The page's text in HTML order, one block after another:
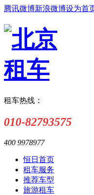
腾讯微博新浪微博设为首
租车热线：
010-82793575
400 9978977
恒日首页
租车服务
推荐车型
旅游租车